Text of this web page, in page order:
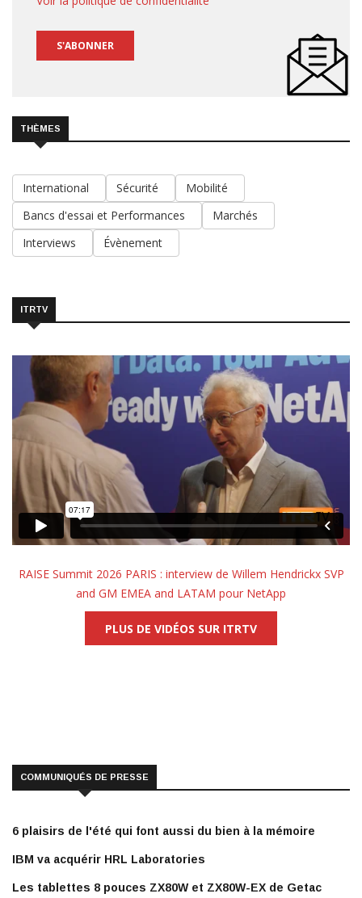
S'ABONNER
THÈMES
International Sécurité
Mobilité
Bancs d'essai et Performances
Marchés
Interviews
Évènement
ITRTV
RAISE Summit 2026 PARIS : interview de Willem Hendrickx SVP
and GM EMEA and LATAM pour NetApp
PLUS DE VIDÉOS SUR ITRTV
COMMUNIQUÉS DE PRESSE
6 plaisirs de l'été qui font aussi du bien à la mémoire
IBM va acquérir HRL Laboratories
Les tablettes 8 pouces ZX80W et ZX80W-EX de Getac